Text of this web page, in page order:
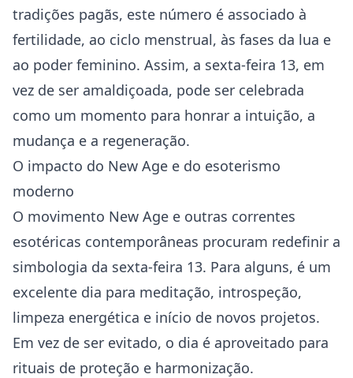
tradições pagãs, este número é associado à
fertilidade, ao ciclo menstrual, às fases da lua e
ao poder feminino. Assim, a sexta-feira 13, em
vez de ser amaldiçoada, pode ser celebrada
como um momento para honrar a intuição, a
mudança e a regeneração.
O impacto do New Age e do esoterismo
moderno
O movimento New Age e outras correntes
esotéricas contemporâneas procuram redefinir a
simbologia da sexta-feira 13. Para alguns, é um
excelente dia para meditação, introspeção,
limpeza energética e início de novos projetos.
Em vez de ser evitado, o dia é aproveitado para
rituais de proteção e harmonização.